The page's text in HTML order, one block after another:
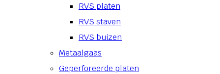
RVS platen
RVS staven
RVS buizen
Metaalgaas
Geperforeerde platen